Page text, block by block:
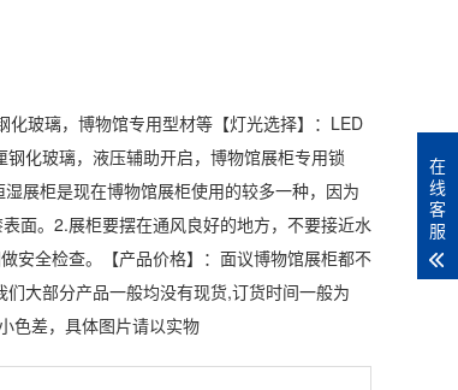
玻璃，博物馆专用型材等【灯光选择】：LED
化玻璃，液压辅助开启，博物馆展柜专用锁
湿展柜是现在博物馆展柜使用的较多一种，因为
面。2.展柜要摆在通风良好的地方，不要接近水
安全检查。【产品价格】：面议博物馆展柜都不
大部分产品一般均没有现货,订货时间一般为
色差，具体图片请以实物
在
线
客
服